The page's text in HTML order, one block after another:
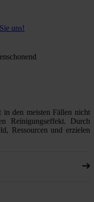
uns!
in den meisten Fällen nicht
Reinigungseffekt. Durch
Ressourcen und erzielen